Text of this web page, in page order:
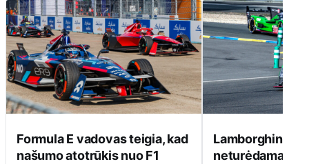
Formula E vadovas teigia, kad
našumo atotrūkis nuo F1
Lamborghini
neturėdama ką